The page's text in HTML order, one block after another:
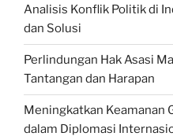
Analisis Konflik Politik di
dan Solusi
Perlindungan Hak Asasi
Tantangan dan Harapan
Meningkatkan Keamanan
dalam Diplomasi